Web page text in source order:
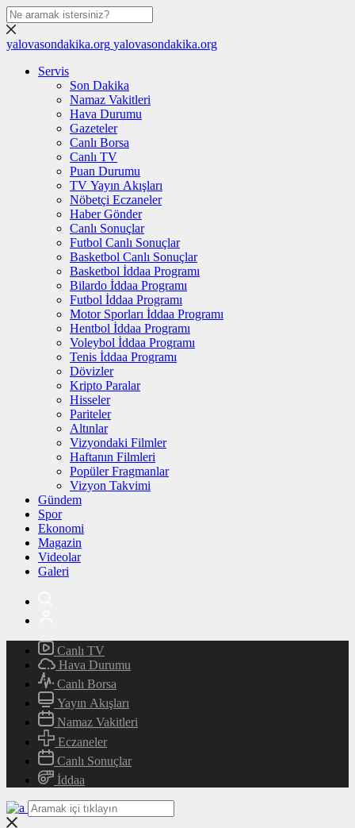
yalovasondakika.org yalovasondakika.org
Servis
Son Dakika
Namaz Vakitleri
Hava Durumu
Gazeteler
Canlı Borsa
Canlı TV
Puan Durumu
TV Yayın Akışları
Nöbetçi Eczaneler
Haber Gönder
Canlı Sonuçlar
Futbol Canlı Sonuçlar
Basketbol Canlı Sonuçlar
Basketbol İddaa Programı
Bilardo İddaa Programı
Futbol İddaa Programı
Motor Sporları İddaa Programı
Hentbol İddaa Programı
Voleybol İddaa Programı
Tenis İddaa Programı
Dövizler
Kripto Paralar
Hisseler
Pariteler
Altınlar
Vizyondaki Filmler
Haftanın Filmleri
Popüler Fragmanlar
Vizyon Takvimi
Gündem
Spor
Ekonomi
Magazin
Videolar
Galeri
Canlı TV
Hava Durumu
Canlı Borsa
Yayın Akışları
Namaz Vakitleri
Eczaneler
Canlı Sonuçlar
İddaa